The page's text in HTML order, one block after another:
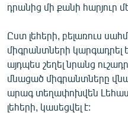
դրանից մի քանի հարյուր
Ըստ լեհերի, բելառուս
միգրանտների կարգադրել
այդպես շեղել նրանց
մնացած միգրանտները
արագ տեղափոխվեն
լեհերի, կասեցվել է: